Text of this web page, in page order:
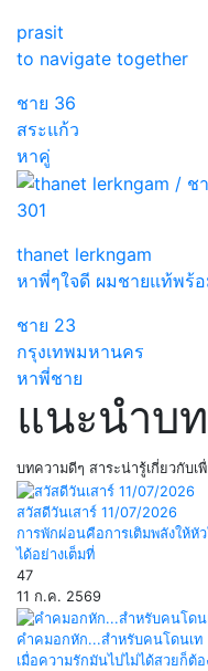
prasit
to navigate together
ชาย 36
สระแก้ว
หาคู่
301
thanet lerkngam
หาพี่ๆใจดี ผมชายแท้พร้อ
ชาย 23
กรุงเทพมหานคร
หาพี่ชาย
แนะนำบ
บทความดีๆ สาระน่ารู้เกี่ยวกับเ
สวัสดีวันเสาร์ 11/07/2026
การพักผ่อนคือการเติมพลังให้หั
ได้อย่างเต็มที่
47
11 ก.ค. 2569
คำคมอกหัก...สำหรับคนโดนเท
เมื่อความรักมันไปไม่ได้สวยก็ต้